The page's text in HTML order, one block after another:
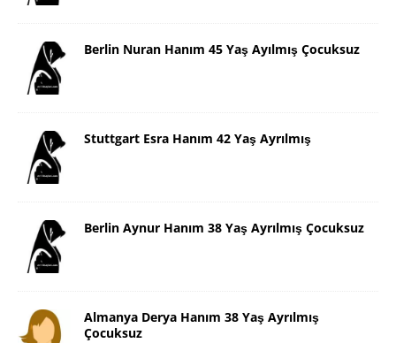
Berlin Nuran Hanım 45 Yaş Ayılmış Çocuksuz
Stuttgart Esra Hanım 42 Yaş Ayrılmış
Berlin Aynur Hanım 38 Yaş Ayrılmış Çocuksuz
Almanya Derya Hanım 38 Yaş Ayrılmış
Çocuksuz